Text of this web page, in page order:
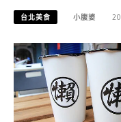
台北美食 小腹婆